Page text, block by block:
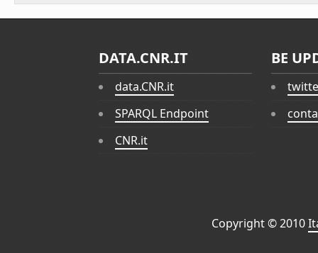
DATA.CNR.IT
data.CNR.it
SPARQL Endpoint
CNR.it
BE
Copyright © 2010